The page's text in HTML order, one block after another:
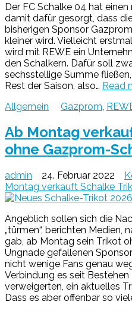
Der FC Schalke 04 hat
damit dafür gesorgt, dass
bisherigen Sponsor
kleiner wird. Vielleicht
wird mit REWE ein
den Schalkern. Dafür soll
sechsstellige Summe
Rest der Saison, also… Read
Allgemein
Gazprom
Ab Montag
ohne Gazprom-
admin 24. Februar 2022
Montag verkauft Schalke
Angeblich sollen sich die
„türmen“, berichten Medien,
gab, ab Montag sein Trikot
Ungnade gefallenen
nicht wenige Fans genau
Verbindung es seit
verweigerten, ein aktuelles
Dass es aber offenbar so